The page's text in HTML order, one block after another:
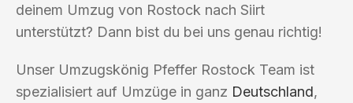
deinem Umzug von Rostock nach Siirt
unterstützt? Dann bist du bei uns genau richtig!
Unser Umzugskönig Pfeffer Rostock Team ist
spezialisiert auf Umzüge in ganz Deutschland,